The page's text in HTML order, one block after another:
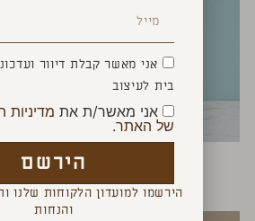
אני מאשר קבלת דיוור
בית לעיצוב
אני מאשר/ת את מדיניות
של האתר.
הירשם
הירשמו למועדון הלקוחות שלנו
והנחות